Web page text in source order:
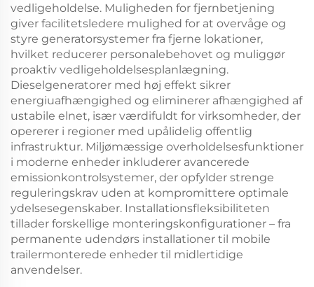
vedligeholdelse. Muligheden for fjernbetjening
giver facilitetsledere mulighed for at overvåge og
styre generatorsystemer fra fjerne lokationer,
hvilket reducerer personalebehovet og muliggør
proaktiv vedligeholdelsesplanlægning.
Dieselgeneratorer med høj effekt sikrer
energiuafhængighed og eliminerer afhængighed af
ustabile elnet, især værdifuldt for virksomheder, der
opererer i regioner med upålidelig offentlig
infrastruktur. Miljømæssige overholdelsesfunktioner
i moderne enheder inkluderer avancerede
emissionkontrolsystemer, der opfylder strenge
reguleringskrav uden at kompromittere optimale
ydelsesegenskaber. Installationsfleksibiliteten
tillader forskellige monteringskonfigurationer – fra
permanente udendørs installationer til mobile
trailermonterede enheder til midlertidige
anvendelser.